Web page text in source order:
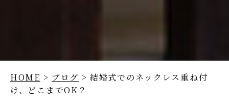
HOME > ブログ > 結婚式でのネックレス重ね付
け、どこまでOK？